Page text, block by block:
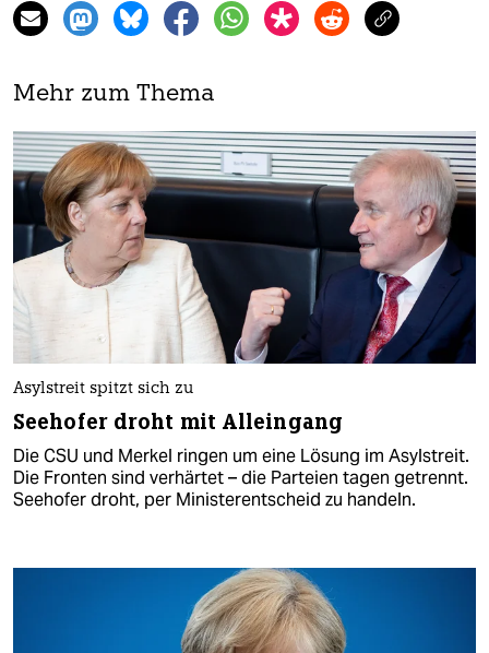
Mehr zum Thema
Asylstreit spitzt sich zu
Seehofer droht mit Alleingang
Die CSU und Merkel ringen um eine Lösung im Asylstreit.
Die Fronten sind verhärtet – die Parteien tagen getrennt.
Seehofer droht, per Ministerentscheid zu handeln.